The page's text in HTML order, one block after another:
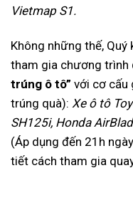
Vietmap S1.
Không những thế,
tham gia chương trình
trúng ô tô” với cơ cấu
trúng quà): Xe ô tô
SH125i, Honda
(Áp dụng đến 21h
tiết cách tham gia